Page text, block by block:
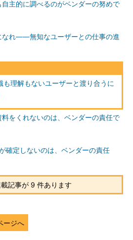
自主的に調べるのがベンダーの努めで
なれ――無知なユーザーとの仕事の進
も理解もないユーザーと渡り合うに
をくれないのは、ベンダーの責任で
確定しないのは、ベンダーの責任
記事が 9 件あります
ージへ